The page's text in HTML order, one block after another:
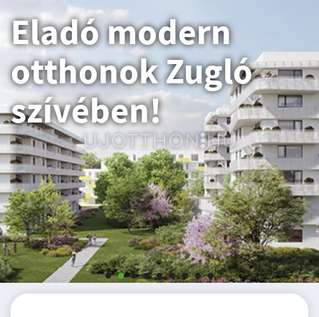
Eladó modern
otthonok Zugló
szívében!